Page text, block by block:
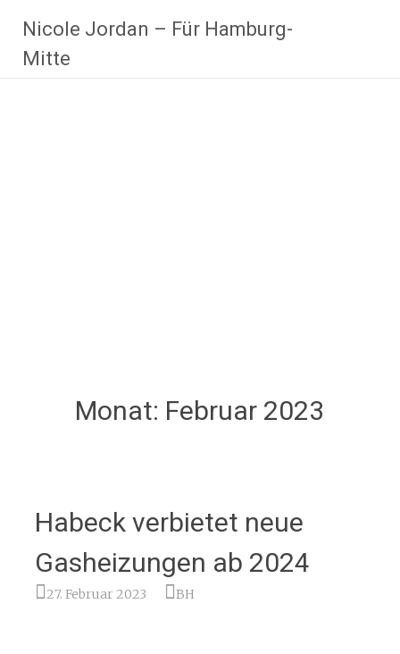
Inhalt
springen
Nicole Jordan – Für Hamburg-
Mitte
Monat: Februar 2023
Habeck verbietet neue
Gasheizungen ab 2024
27. Februar 2023 BH